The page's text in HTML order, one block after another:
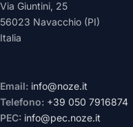
Via Giuntini, 25
56023 Navacchio (PI)
Italia
Email: info@noze.it
Telefono: +39 050 7916874
PEC: info@pec.noze.it